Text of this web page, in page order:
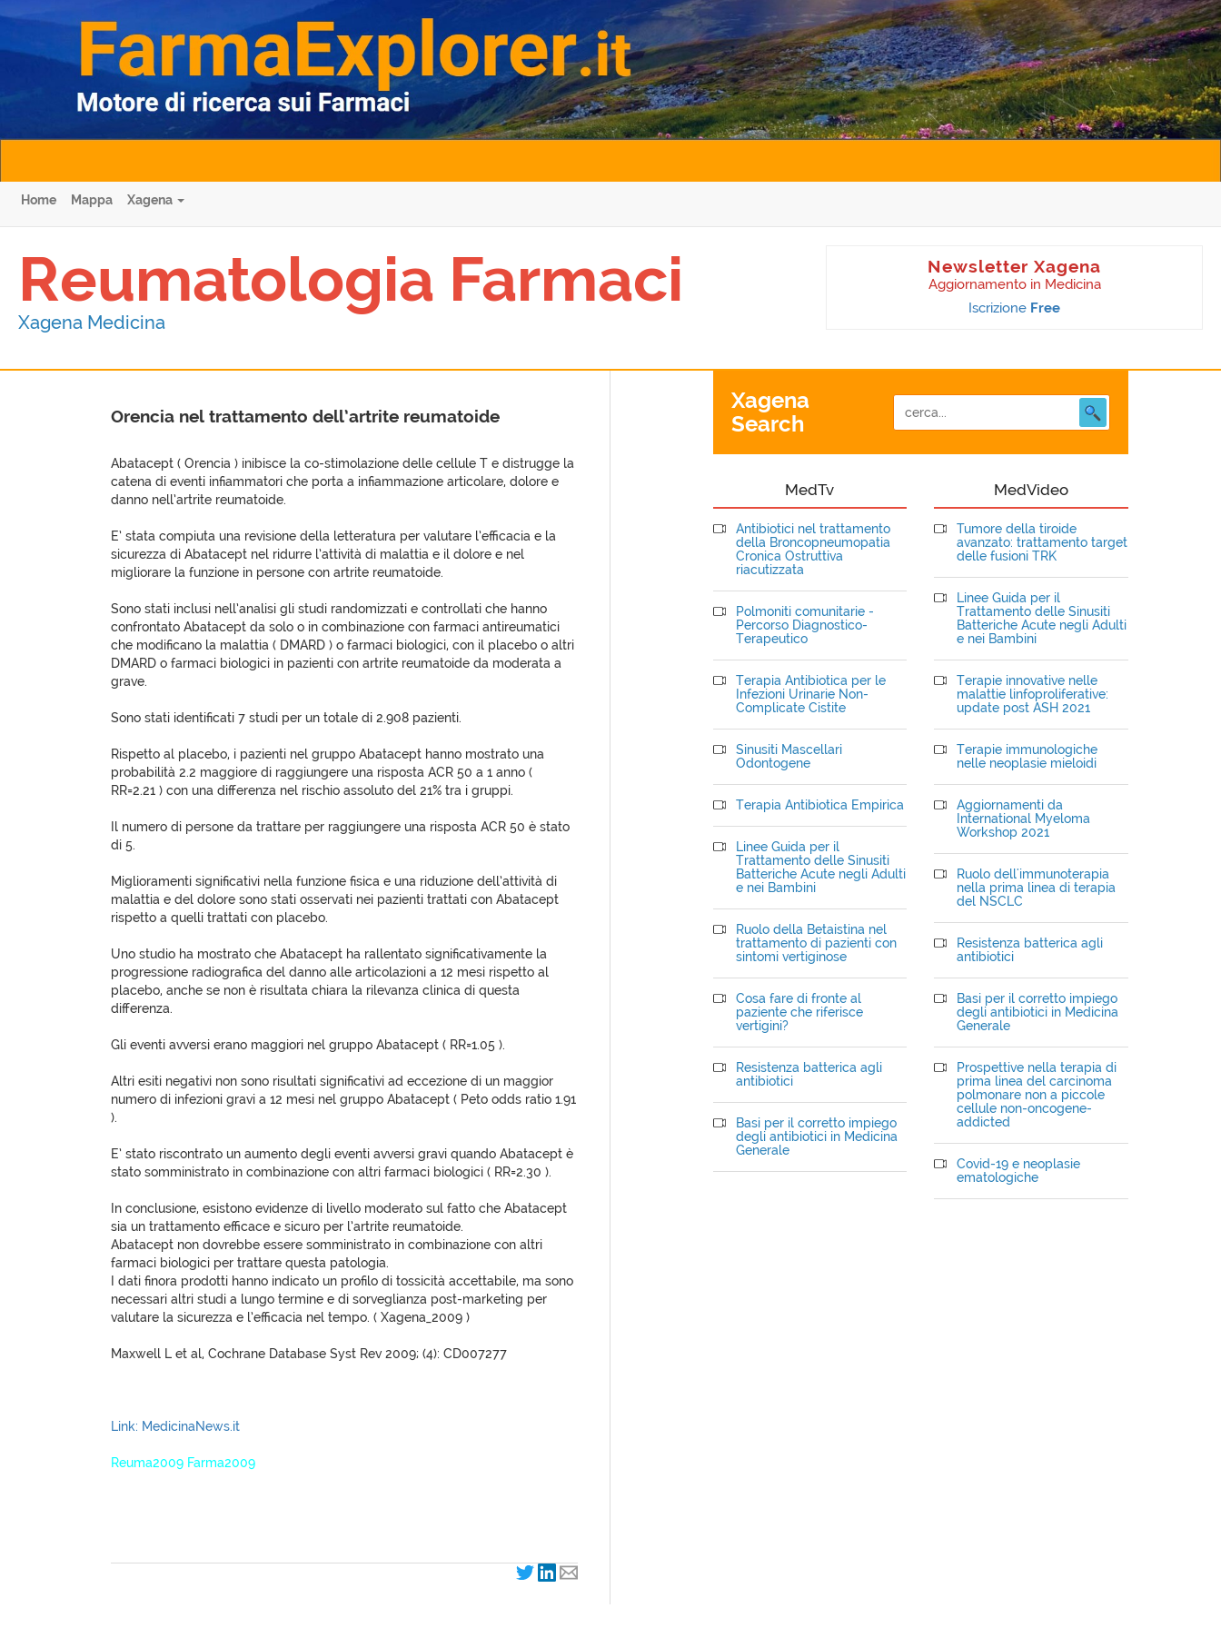
Home Mappa Xagena
Reumatologia Farmaci
Xagena Medicina
Newsletter Xagena
Aggiornamento in Medicina
Iscrizione Free
Orencia nel trattamento dell’artrite reumatoide
Abatacept ( Orencia ) inibisce la co-stimolazione delle cellule T e distrugge la
catena di eventi infiammatori che porta a infiammazione articolare, dolore e
danno nell’artrite reumatoide.
E’ stata compiuta una revisione della letteratura per valutare l’efficacia e la
sicurezza di Abatacept nel ridurre l’attività di malattia e il dolore e nel
migliorare la funzione in persone con artrite reumatoide.
Sono stati inclusi nell’analisi gli studi randomizzati e controllati che hanno
confrontato Abatacept da solo o in combinazione con farmaci antireumatici
che modificano la malattia ( DMARD ) o farmaci biologici, con il placebo o altri
DMARD o farmaci biologici in pazienti con artrite reumatoide da moderata a
grave.
Sono stati identificati 7 studi per un totale di 2.908 pazienti.
Rispetto al placebo, i pazienti nel gruppo Abatacept hanno mostrato una
probabilità 2.2 maggiore di raggiungere una risposta ACR 50 a 1 anno (
RR=2.21 ) con una differenza nel rischio assoluto del 21% tra i gruppi.
Il numero di persone da trattare per raggiungere una risposta ACR 50 è stato
di 5.
Miglioramenti significativi nella funzione fisica e una riduzione dell’attività di
malattia e del dolore sono stati osservati nei pazienti trattati con Abatacept
rispetto a quelli trattati con placebo.
Uno studio ha mostrato che Abatacept ha rallentato significativamente la
progressione radiografica del danno alle articolazioni a 12 mesi rispetto al
placebo, anche se non è risultata chiara la rilevanza clinica di questa
differenza.
Gli eventi avversi erano maggiori nel gruppo Abatacept ( RR=1.05 ).
Altri esiti negativi non sono risultati significativi ad eccezione di un maggior
numero di infezioni gravi a 12 mesi nel gruppo Abatacept ( Peto odds ratio 1.91
).
E’ stato riscontrato un aumento degli eventi avversi gravi quando Abatacept è
stato somministrato in combinazione con altri farmaci biologici ( RR=2.30 ).
In conclusione, esistono evidenze di livello moderato sul fatto che Abatacept
sia un trattamento efficace e sicuro per l’artrite reumatoide.
Abatacept non dovrebbe essere somministrato in combinazione con altri
farmaci biologici per trattare questa patologia.
I dati finora prodotti hanno indicato un profilo di tossicità accettabile, ma sono
necessari altri studi a lungo termine e di sorveglianza post-marketing per
valutare la sicurezza e l’efficacia nel tempo. ( Xagena_2009 )
Maxwell L et al, Cochrane Database Syst Rev 2009; (4): CD007277
Link: MedicinaNews.it
Reuma2009 Farma2009
Xagena
Search
MedTv
Antibiotici nel trattamento
della Broncopneumopatia
Cronica Ostruttiva
riacutizzata
Polmoniti comunitarie -
Percorso Diagnostico-
Terapeutico
Terapia Antibiotica per le
Infezioni Urinarie Non-
Complicate Cistite
Sinusiti Mascellari
Odontogene
Terapia Antibiotica Empirica
Linee Guida per il
Trattamento delle Sinusiti
Batteriche Acute negli Adulti
e nei Bambini
Ruolo della Betaistina nel
trattamento di pazienti con
sintomi vertiginose
Cosa fare di fronte al
paziente che riferisce
vertigini?
Resistenza batterica agli
antibiotici
Basi per il corretto impiego
degli antibiotici in Medicina
Generale
MedVideo
Tumore della tiroide
avanzato: trattamento target
delle fusioni TRK
Linee Guida per il
Trattamento delle Sinusiti
Batteriche Acute negli Adulti
e nei Bambini
Terapie innovative nelle
malattie linfoproliferative:
update post ASH 2021
Terapie immunologiche
nelle neoplasie mieloidi
Aggiornamenti da
International Myeloma
Workshop 2021
Ruolo dell'immunoterapia
nella prima linea di terapia
del NSCLC
Resistenza batterica agli
antibiotici
Basi per il corretto impiego
degli antibiotici in Medicina
Generale
Prospettive nella terapia di
prima linea del carcinoma
polmonare non a piccole
cellule non-oncogene-
addicted
Covid-19 e neoplasie
ematologiche